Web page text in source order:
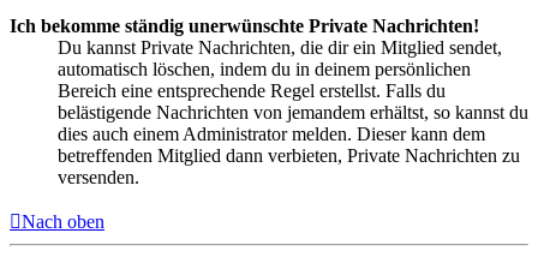
Ich bekomme ständig unerwünschte Private Nachrichten!
Du kannst Private Nachrichten, die dir ein Mitglied sendet,
automatisch löschen, indem du in deinem persönlichen
Bereich eine entsprechende Regel erstellst. Falls du
belästigende Nachrichten von jemandem erhältst, so kannst du
dies auch einem Administrator melden. Dieser kann dem
betreffenden Mitglied dann verbieten, Private Nachrichten zu
versenden.
Nach oben